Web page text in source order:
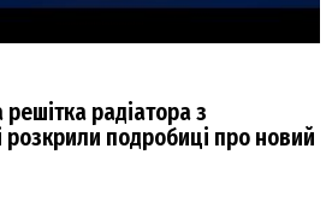
радіатора з
розкрили подробиці про новий